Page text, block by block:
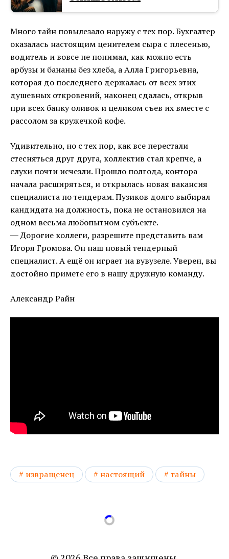
Много тайн повылезало наружу с тех пор. Бухгалтер
оказалась настоящим ценителем сыра с плесенью,
водитель и вовсе не понимал, как можно есть
арбузы и бананы без хлеба, а Алла Григорьевна,
которая до последнего держалась от всех этих
душевных откровений, наконец сдалась, открыв
при всех банку оливок и целиком съев их вместе с
рассолом за кружечкой кофе.
Удивительно, но с тех пор, как все перестали
стесняться друг друга, коллектив стал крепче, а
слухи почти исчезли. Прошло полгода, контора
начала расширяться, и открылась новая вакансия
специалиста по тендерам. Пузиков долго выбирал
кандидата на должность, пока не остановился на
одном весьма любопытном субъекте.
― Дорогие коллеги, разрешите представить вам
Игоря Громова. Он наш новый тендерный
специалист. А ещё он играет на вувузеле. Уверен, вы
достойно примете его в нашу дружную команду.
Александр Райн
извращенец настоящий тайны